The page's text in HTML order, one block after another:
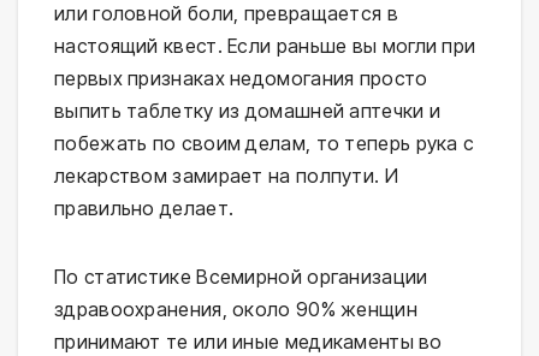
или головной боли, превращается в
настоящий квест. Если раньше вы могли при
первых признаках недомогания просто
выпить таблетку из домашней аптечки и
побежать по своим делам, то теперь рука с
лекарством замирает на полпути. И
правильно делает.
По статистике Всемирной организации
здравоохранения, около 90% женщин
принимают те или иные медикаменты во